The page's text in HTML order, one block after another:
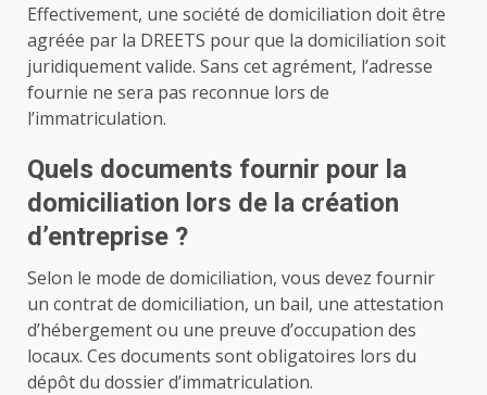
Effectivement, une société de domiciliation doit être
agréée par la DREETS pour que la domiciliation soit
juridiquement valide. Sans cet agrément, l’adresse
fournie ne sera pas reconnue lors de
l’immatriculation.
Quels documents fournir pour la
domiciliation lors de la création
d’entreprise ?
Selon le mode de domiciliation, vous devez fournir
un contrat de domiciliation, un bail, une attestation
d’hébergement ou une preuve d’occupation des
locaux. Ces documents sont obligatoires lors du
dépôt du dossier d’immatriculation.